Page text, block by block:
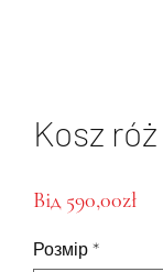
Kosz
Від 590,00złЗа
Розмір *